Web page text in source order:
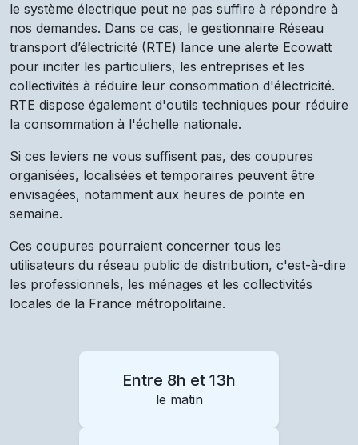
le système électrique peut ne pas suffire à répondre à
nos demandes. Dans ce cas, le gestionnaire Réseau
transport d’électricité (RTE) lance une alerte Ecowatt
pour inciter les particuliers, les entreprises et les
collectivités à réduire leur consommation d'électricité.
RTE dispose également d'outils techniques pour réduire
la consommation à l'échelle nationale.
Si ces leviers ne vous suffisent pas, des coupures
organisées, localisées et temporaires peuvent être
envisagées, notamment aux heures de pointe en
semaine.
Ces coupures pourraient concerner tous les
utilisateurs du réseau public de distribution, c'est-à-dire
les professionnels, les ménages et les collectivités
locales de la France métropolitaine.
Entre 8h et 13h
le matin